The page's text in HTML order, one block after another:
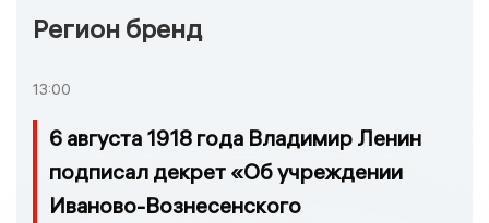
Регион бренд
13:00
6 августа 1918 года Владимир Ленин
подписал декрет «Об учреждении
Иваново-Вознесенского